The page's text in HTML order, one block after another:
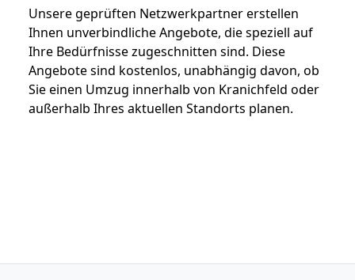
Unsere geprüften Netzwerkpartner erstellen
Ihnen unverbindliche Angebote, die speziell auf
Ihre Bedürfnisse zugeschnitten sind. Diese
Angebote sind kostenlos, unabhängig davon, ob
Sie einen Umzug innerhalb von Kranichfeld oder
außerhalb Ihres aktuellen Standorts planen.